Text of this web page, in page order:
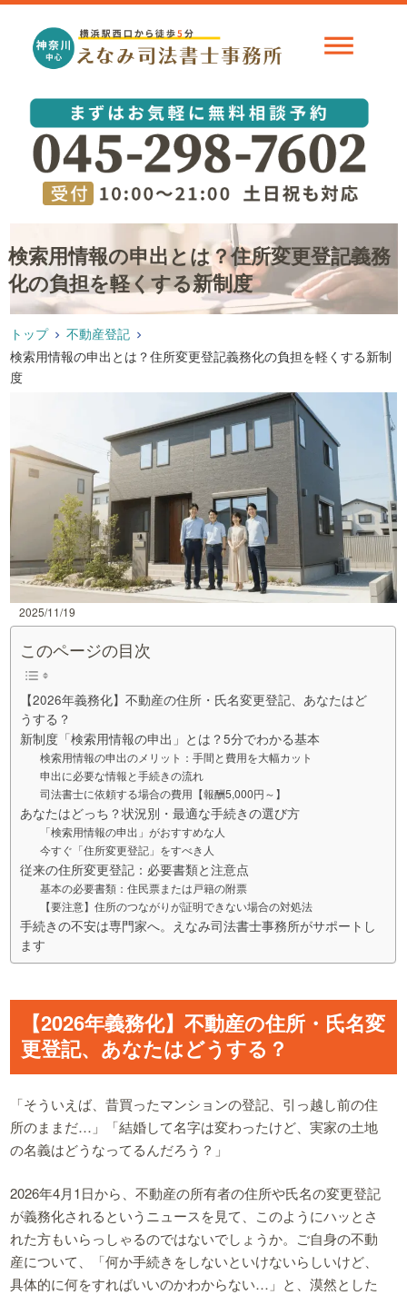
検索用情報の申出とは？住所変更登記義務
化の負担を軽くする新制度
トップ
不動産登記
検索用情報の申出とは？住所変更登記義務化の負担を軽くする新制
度
2025/11/19
このページの目次
【2026年義務化】不動産の住所・氏名変更登記、あなたはど
うする？
新制度「検索用情報の申出」とは？5分でわかる基本
検索用情報の申出のメリット：手間と費用を大幅カット
申出に必要な情報と手続きの流れ
司法書士に依頼する場合の費用【報酬5,000円～】
あなたはどっち？状況別・最適な手続きの選び方
「検索用情報の申出」がおすすめな人
今すぐ「住所変更登記」をすべき人
従来の住所変更登記：必要書類と注意点
基本の必要書類：住民票または戸籍の附票
【要注意】住所のつながりが証明できない場合の対処法
手続きの不安は専門家へ。えなみ司法書士事務所がサポートし
ます
【2026年義務化】不動産の住所・氏名変
更登記、あなたはどうする？
「そういえば、昔買ったマンションの登記、引っ越し前の住
所のままだ…」「結婚して名字は変わったけど、実家の土地
の名義はどうなってるんだろう？」
2026年4月1日から、不動産の所有者の住所や氏名の変更登記
が義務化されるというニュースを見て、このようにハッとさ
れた方もいらっしゃるのではないでしょうか。ご自身の不動
産について、「何か手続きをしないといけないらしいけど、
具体的に何をすればいいのかわからない…」と、漠然とした